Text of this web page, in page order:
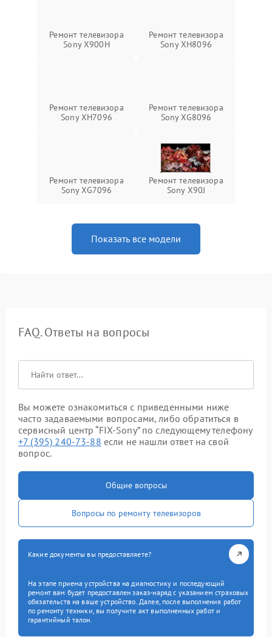
Ремонт телевизора
Sony X900H
Ремонт телевизора
Sony XH8096
Ремонт телевизора
Sony XH7096
Ремонт телевизора
Sony XG8096
Ремонт телевизора
Sony XG7096
Ремонт телевизора
Sony X90J
Показать все модели
FAQ. Ответы на вопросы
Вы можете ознакомиться с приведенными ниже
часто задаваемыми вопросами, либо обратиться в
сервисный центр “FIX-Sony” по следующему телефону
+7 (395) 240-73-88 если не нашли ответ на свой
вопрос.
Общие вопросы
Вопросы по ремонту телевизоров
Какие документы вы предоставляете?
На этапе приема устройства на диагностику и последующий
ремонт вам будет предоставлен заказ-наряд с указанием страховых
обязательств на ваше устройство. Далее, после выполнения работ
по ремонту техники, вы получите акт выполненных работ и
гарантийный талон.